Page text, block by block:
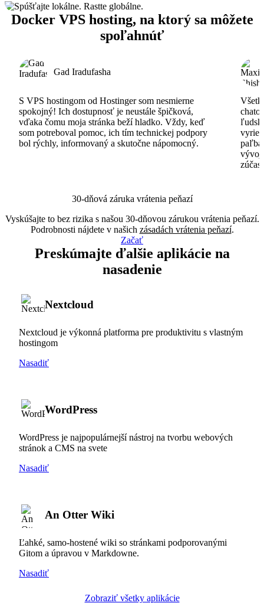
Docker VPS hosting, na ktorý sa môžete
spoľahnúť
Gad Iradufasha
S VPS hostingom od Hostinger som nesmierne
spokojný! Ich dostupnosť je neustále špičková,
vďaka čomu moja stránka beží hladko. Vždy, keď
som potreboval pomoc, ich tím technickej podpory
bol rýchly, informovaný a skutočne nápomocný.
30-dňová záruka vrátenia peňazí
Vyskúšajte to bez rizika s našou 30-dňovou zárukou vrátenia peňazí.
Podrobnosti nájdete v našich zásadách vrátenia peňazí.
Začať
Preskúmajte ďalšie aplikácie na
nasadenie
Nextcloud
Nextcloud je výkonná platforma pre produktivitu s vlastným
hostingom
Nasadiť
WordPress
WordPress je najpopulárnejší nástroj na tvorbu webových
stránok a CMS na svete
Nasadiť
An Otter Wiki
Ľahké, samo-hostené wiki so stránkami podporovanými
Gitom a úpravou v Markdowne.
Nasadiť
Zobraziť všetky aplikácie